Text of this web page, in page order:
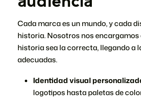
Cada marca es un mundo, y cada
historia. Nosotros nos encargamos
historia sea la correcta, llegando a
adecuadas.
Identidad visual
logotipos hasta paletas de